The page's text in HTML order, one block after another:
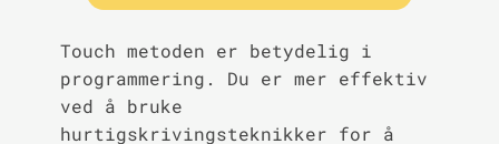
Touch metoden er betydelig i
programmering. Du er mer effektiv
ved å bruke
hurtigskrivingsteknikker for å